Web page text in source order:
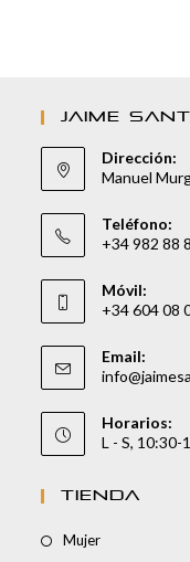
JAIME
Dirección:
Manuel
Teléfono:
+34 982 88
Móvil:
+34 604 08
Email:
Horarios:
L - S,
TIENDA
Mujer